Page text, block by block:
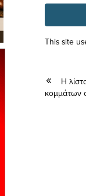
This site
Η
κομμάτων